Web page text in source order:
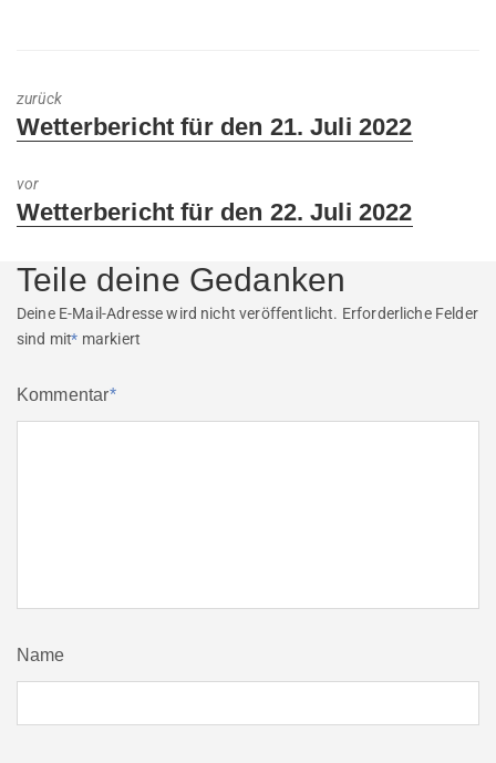
zurück
Previous
Wetterbericht für den 21. Juli 2022
vor
Next
Wetterbericht für den 22. Juli 2022
Teile deine Gedanken
Deine E-Mail-Adresse wird nicht veröffentlicht. Erforderliche Felder
sind mit* markiert
Kommentar*
Name